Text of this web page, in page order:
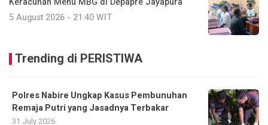
5 August 2026 - 21:40 WIT
Trending di PERISTIWA
Polres Nabire Ungkap Kasus Pembunuhan
Remaja Putri yang Jasadnya Terbakar
31 July 2026